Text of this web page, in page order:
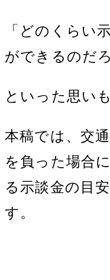
「どのくらい
ができるのだ
といった思い
本稿では、交
を負った場合
る示談金の目
す。